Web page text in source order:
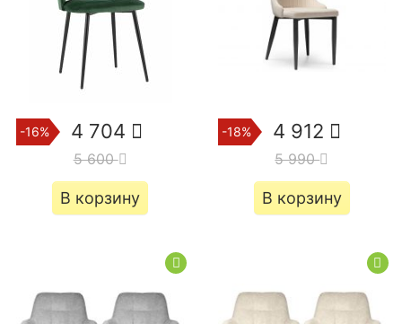
-16% 4 704
5 600
В корзину
-18% 4 912
5 990
В корзину